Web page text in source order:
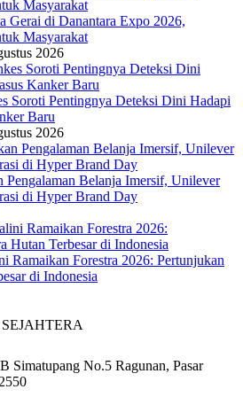
Gerai di Danantara Expo 2026,
Masyarakat
2026
Soroti Pentingnya Deteksi Dini Hadapi
Baru
2026
Belanja Imersif, Unilever
di Hyper Brand Day
Ramaikan Forestra 2026: Pertunjukan
di Indonesia
Simatupang No.5 Ragunan, Pasar